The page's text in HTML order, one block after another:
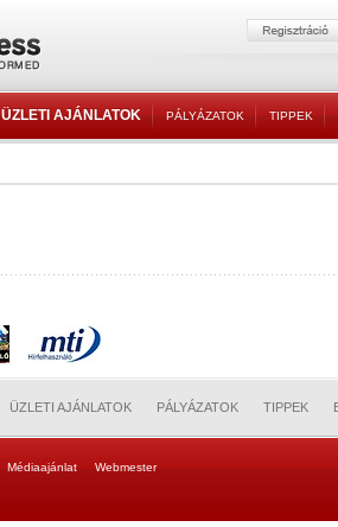
ÜZLETI AJÁNLATOK PÁLYÁZATOK TIPPEK
ÜZLETI AJÁNLATOK PÁLYÁZATOK TIPPEK
Médiaajánlat Webmester